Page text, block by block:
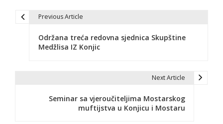
Previous Article
Održana treća redovna sjednica Skupštine
Medžlisa IZ Konjic
Next Article
Seminar sa vjeroučiteljima Mostarskog
muftijstva u Konjicu i Mostaru